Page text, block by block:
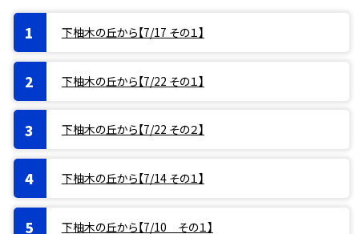
下柚木の丘から【7/17 その１】
下柚木の丘から【7/22 その１】
下柚木の丘から【7/22 その２】
下柚木の丘から【7/14 その１】
下柚木の丘から【7/10 その１】